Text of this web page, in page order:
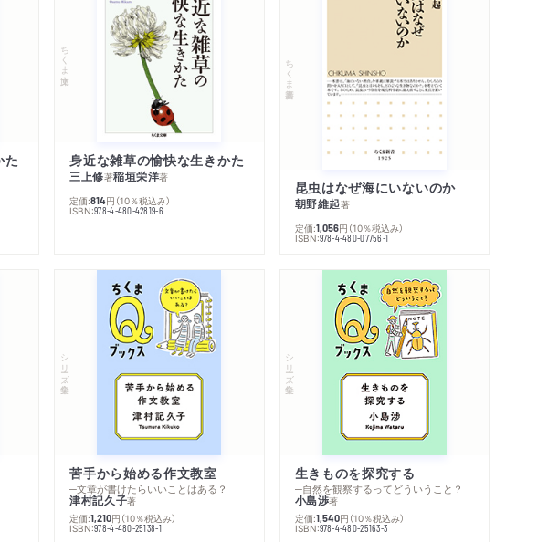
た
ちくま文庫
身近な雑草の愉快な生きかた
三上修著稲垣栄洋著
定価:814円 （10％税込み）
ISBN:978-4-480-42819-6
ちくま新書
昆虫はなぜ海にいないのか
朝野維起著
定価:1,056円 （10％税込み）
ISBN:978-4-480-07756-1
シリーズ・全集
苦手から始める作文教室
─文章が書けたらいいことはある？
津村記久子著
定価:1,210円 （10％税込み）
ISBN:978-4-480-25138-1
シリーズ・全集
生きものを探究する
─自然を観察するってどういうこと？
小島渉著
定価:1,540円 （10％税込み）
ISBN:978-4-480-25163-3